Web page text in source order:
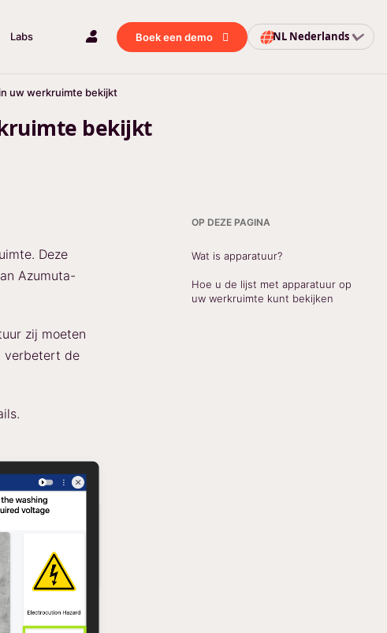
Labs Boek een demo NL Nederlands
uw werkruimte bekijkt
bekijkt
Deze
Azumuta-
zij moeten
verbetert de
OP DEZE PAGINA
Wat is apparatuur?
Hoe u de lijst met apparatuur op
uw werkruimte kunt bekijken